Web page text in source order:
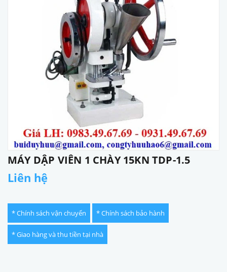
MÁY DẬP VIÊN 1 CHÀY 15KN TDP-1.5
Liên hệ
* Chính sách vận chuyển * Chính sách bảo hành
* Giao hàng và thu tiền tại nhà